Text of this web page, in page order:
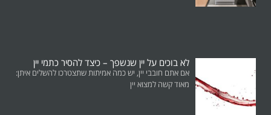
לא בוכים על יין שנשפך – כיצד להסיר כתמי יין
אם אתם חובבי יין, יש כמה אמיתות שתצטרכו להשלים איתן:
מאוד קשה למצוא יין